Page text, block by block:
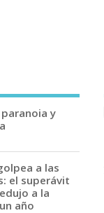
y
a las
el superávit
a la
año